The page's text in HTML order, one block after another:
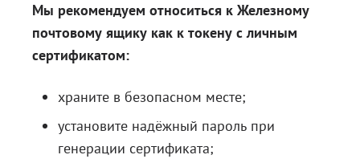
Мы рекомендуем относиться к Железному
почтовому ящику как к токену с личным
сертификатом:
храните в безопасном месте;
установите надёжный пароль при
генерации сертификата;